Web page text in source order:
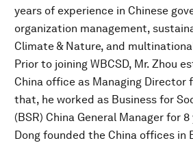
years of experience in Chinese
organization management,
Climate & Nature, and
Prior to joining WBCSD, Mr. Zhou
China office as Managing Director
that, he worked as Business for
(BSR) China General Manager for 8
Dong founded the China offices in